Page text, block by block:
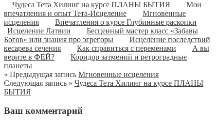
Чудеса Тета Хилинг на курсе ПЛАНЫ БЫТИЯ
Мои
впечатления и опыт Тета-Исцеление
Мгновенные
исцеления
Впечатления о курсе Глубинные раскопки
Исцеление Латвии
Бесценный мастер класс «Забавы
Богов» или знания про эгрегоры
Исцеление последствий
кесарева сечения
Как справиться с переменами
А вы
верите в ФЕЙ?
Коридор затмений и ретроградные
планеты
« Предыдущая запись Мгновенные исцеления
Следующая запись » Чудеса Тета Хилинг на курсе ПЛАНЫ
БЫТИЯ
Ваш комментарий